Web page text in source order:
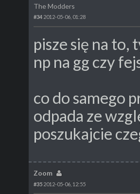
The Modders
#34 2012-05-06, 01:28
pisze się na to,
np na gg czy
co do samego
odpada ze
poszukajcie
Zoom
#35 2012-05-06, 12:55